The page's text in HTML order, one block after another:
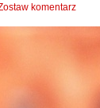
komentarz